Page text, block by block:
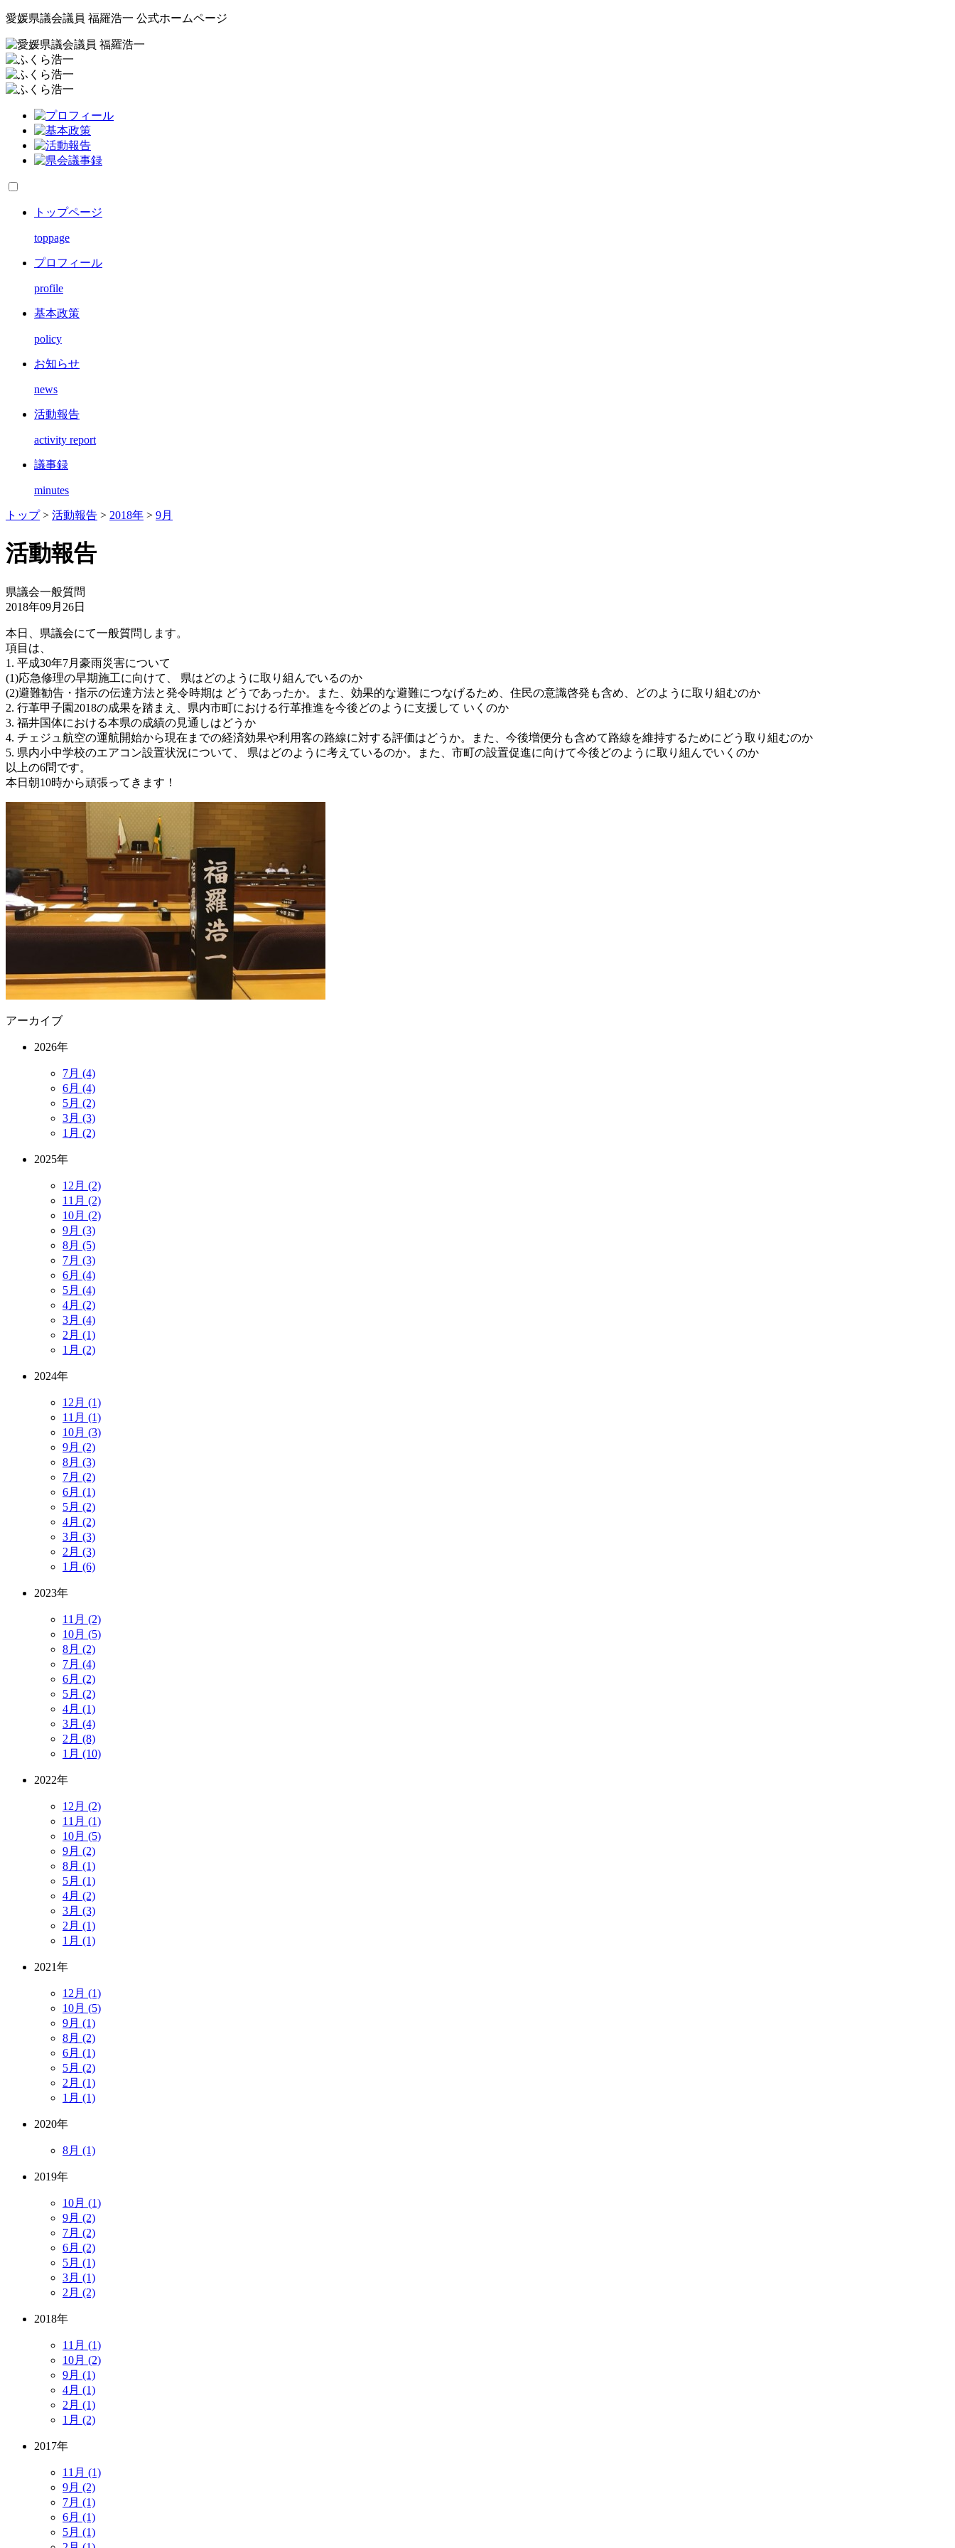
愛媛県議会議員 福羅浩一 公式ホームページ
トップページ
toppage
プロフィール
profile
基本政策
policy
お知らせ
news
活動報告
activity report
議事録
minutes
トップ> 活動報告 > 2018年 > 9月
活動報告
県議会一般質問
2018年09月26日
本日、県議会にて一般質問します。
項目は、
1. 平成30年7月豪雨災害について
(1)応急修理の早期施工に向けて、 県はどのように取り組んでいるのか
(2)避難勧告・指示の伝達方法と発令時期は どうであったか。また、効果的な避難につなげるため、住民の意識啓発も含め、どのように取り組むのか
2. 行革甲子園2018の成果を踏まえ、県内市町における行革推進を今後どのように支援して いくのか
3. 福井国体における本県の成績の見通しはどうか
4. チェジュ航空の運航開始から現在までの経済効果や利用客の路線に対する評価はどうか。また、今後増便分も含めて路線を維持するためにどう取り組むのか
5. 県内小中学校のエアコン設置状況について、 県はどのように考えているのか。また、市町の設置促進に向けて今後どのように取り組んでいくのか
以上の6問です。
本日朝10時から頑張ってきます！
アーカイブ
2026年
7月 (4)
6月 (4)
5月 (2)
3月 (3)
1月 (2)
2025年
12月 (2)
11月 (2)
10月 (2)
9月 (3)
8月 (5)
7月 (3)
6月 (4)
5月 (4)
4月 (2)
3月 (4)
2月 (1)
1月 (2)
2024年
12月 (1)
11月 (1)
10月 (3)
9月 (2)
8月 (3)
7月 (2)
6月 (1)
5月 (2)
4月 (2)
3月 (3)
2月 (3)
1月 (6)
2023年
11月 (2)
10月 (5)
8月 (2)
7月 (4)
6月 (2)
5月 (2)
4月 (1)
3月 (4)
2月 (8)
1月 (10)
2022年
12月 (2)
11月 (1)
10月 (5)
9月 (2)
8月 (1)
5月 (1)
4月 (2)
3月 (3)
2月 (1)
1月 (1)
2021年
12月 (1)
10月 (5)
9月 (1)
8月 (2)
6月 (1)
5月 (2)
2月 (1)
1月 (1)
2020年
8月 (1)
2019年
10月 (1)
9月 (2)
7月 (2)
6月 (2)
5月 (1)
3月 (1)
2月 (2)
2018年
11月 (1)
10月 (2)
9月 (1)
4月 (1)
2月 (1)
1月 (2)
2017年
11月 (1)
9月 (2)
7月 (1)
6月 (1)
5月 (1)